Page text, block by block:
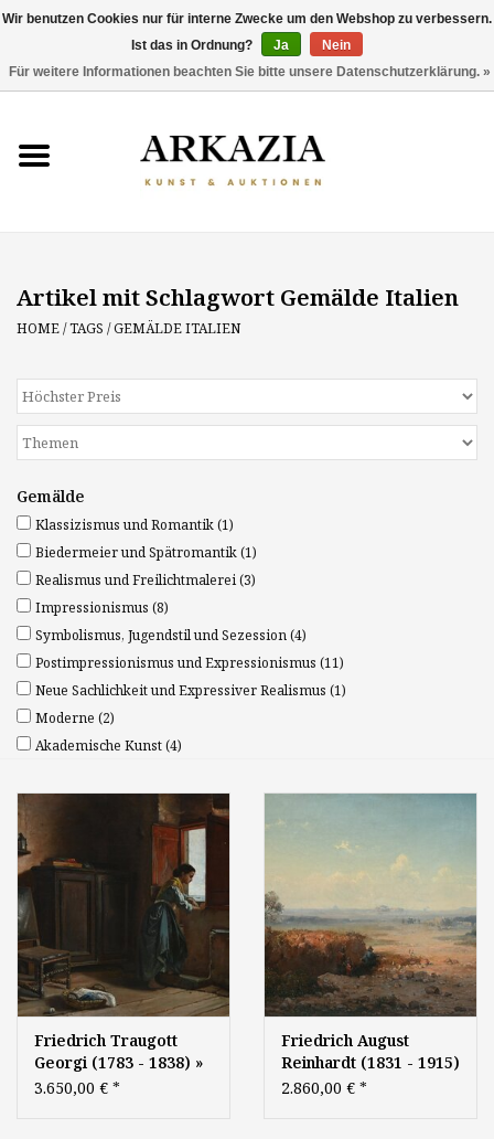
AKTUELLER KATALOG
ÜBER UNS
ENTDECKEN
Artikel mit Schlagwort Gemälde Italien
HOME/TAGS /GEMÄLDE ITALIEN
Gemälde
Klassizismus und Romantik(1)
Biedermeier und Spätromantik(1)
Realismus und Freilichtmalerei(3)
Impressionismus (8)
Symbolismus, Jugendstil und Sezession(4)
Postimpressionismus und Expressionismus (11)
Neue Sachlichkeit und Expressiver Realismus (1)
Moderne (2)
Akademische Kunst(4)
Friedrich Traugott
Georgi (1783 - 1838) »
Öl-Gemälde Romantik
3.650,00 € *
Friedrich August
Reinhardt (1831 - 1915)
» Öl-Gemälde
2.860,00 € *
Wir benutzen Cookies nur für interne Zwecke um den Webshop zu verbessern.
Ist das in Ordnung?
Ja
Nein
Für weitere Informationen beachten Sie bitte unsere Datenschutzerklärung. »